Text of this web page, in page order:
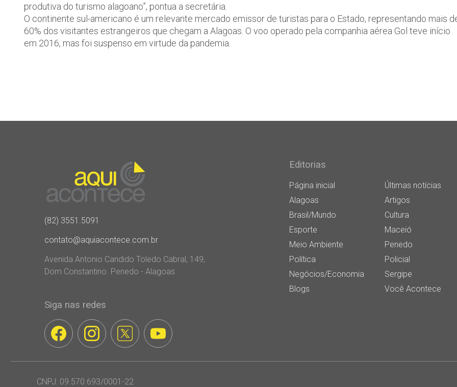
produtiva do turismo alagoano”, pontua a secretária.
O continente sul-americano é um relevante mercado emissor de turistas para o Estado, representando mais
60% dos visitantes estrangeiros que chegam a Alagoas. O voo operado pela companhia aérea Gol teve início
em 2016, mas foi suspenso em virtude da pandemia.
(82) 3551.5091
contato@aquiacontece.com.br
Avenida Antonio Candido Toledo Cabral, 149,
Dom Constantino. Penedo - Alagoas
Siga nas redes
Editorias
Página inicial
Últimas notícias
Alagoas
Artigos
Brasil/Mundo
Cultura
Esporte
Maceió
Meio Ambiente
Penedo
Política
Policial
Negócios/Economia
Sergipe
Blogs
Você Acontece
CNPJ: 09.570.693/0001-22